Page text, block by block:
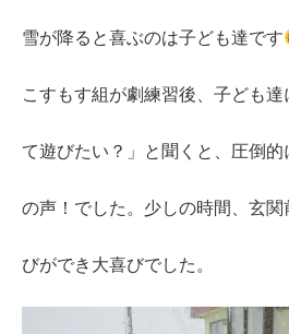
雪が降ると喜ぶのは子ども達です
こすもす組が劇練習後、子ども達
て遊びたい？」と聞くと、圧倒的
の声！でした。少しの時間、玄関
びができ大喜びでした。